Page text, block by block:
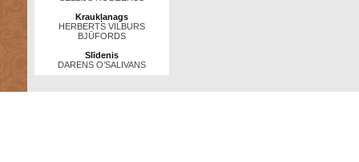
Kraukļanags
HERBERTS VILBURS
BJŪFORDS
Slīdenis
DARENS O’SALIVANS